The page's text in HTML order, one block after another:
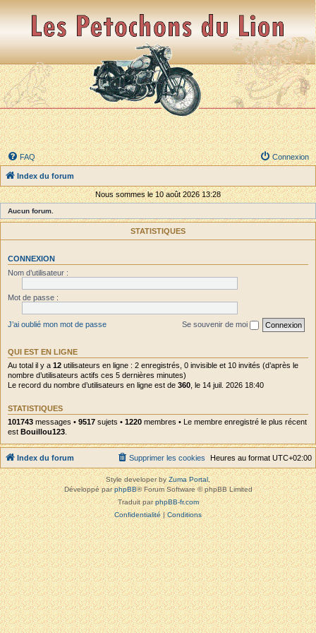
FAQ Connexion
Index du forum
Nous sommes le 10 août 2026 13:28
Aucun forum.
STATISTIQUES
CONNEXION
Nom d’utilisateur :
Mot de passe :
J’ai oublié mon mot de passe Se souvenir de moi
QUI EST EN LIGNE
Au total il y a 12 utilisateurs en ligne : 2 enregistrés, 0 invisible et 10 invités (d’après le
nombre d’utilisateurs actifs ces 5 dernières minutes)
Le record du nombre d’utilisateurs en ligne est de 360 , le 14 juil. 2026 18:40
STATISTIQUES
101743 messages • 9517 sujets • 1220 membres • Le membre enregistré le plus récent
est Bouillou123
Index du forum Heures au format UTC+02:00
Supprimer les cookies
Style developer byZuma Portal,
Développé parphpBB® Forum Software © phpBB Limited
Traduit parphpBB-fr.com
Confidentialité|Conditions